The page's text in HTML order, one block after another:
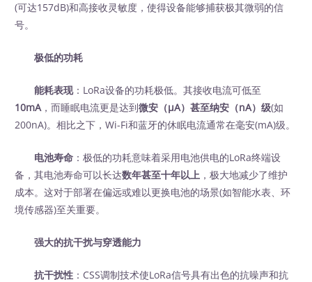
(可达157dB)和高接收灵敏度，使得设备能够捕获极其微弱的信
号。
极低的功耗
能耗表现：LoRa设备的功耗极低。其接收电流可低至
10mA，而睡眠电流更是达到微安（μA）甚至纳安（nA）级(如
200nA)。相比之下，Wi-Fi和蓝牙的休眠电流通常在毫安(mA)级。
电池寿命 ：极低的功耗意味着采用电池供电的LoRa终端设
备，其电池寿命可以长达数年甚至十年以上 ，极大地减少了维护
成本。这对于部署在偏远或难以更换电池的场景(如智能水表、环
境传感器)至关重要。
强大的抗干扰与穿透能力
抗干扰性 ：CSS调制技术使LoRa信号具有出色的抗噪声和抗